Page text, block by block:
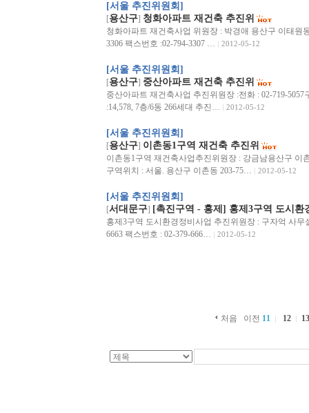
[서울 추진위원회]
[용산구] 청화아파트 재건축 추진위
청화아파트 재건축사업 위원장 : 박경애 용산구 이태원
3306 팩스번호 :02-794-3307 …
2012-05-12
[서울 추진위원회]
[용산구] 중산아파트 재건축 추진위
중산아파트 재건축사업 추진위원장 :전화 : 02-719-
:14,578, 7층/6동 266세대 추진…
2012-05-12
[서울 추진위원회]
[용산구] 이촌동1구역 재건축 추진위
이촌동1구역 재건축사업추진위원장 : 강금남용산구 이
구역위치 : 서울. 용산구 이촌동 203-75…
2012-05-12
[서울 추진위원회]
[서대문구] [촉진구역 - 홍제] 홍제3구역 도시환
홍제3구역 도시환경정비사업 추진위원장 : 구자억 사무
6663 팩스번호 : 02-379-666…
2012-05-12
처음 이전 11 12